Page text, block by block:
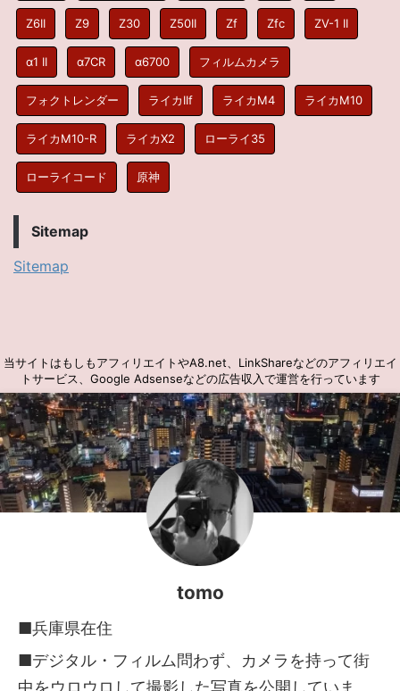
Z6II Z9 Z30 Z50II Zf Zfc ZV-1 II
α1 II α7CR α6700 フィルムカメラ
フォクトレンダー ライカIIf ライカM4 ライカM10
ライカM10-R ライカX2 ローライ35
ローライコード 原神
Sitemap
Sitemap
当サイトはもしもアフィリエイトやA8.net、LinkShareなどのアフィリエイ
トサービス、Google Adsenseなどの広告収入で運営を行っています
tomo
■兵庫県在住
■デジタル・フィルム問わず、カメラを持って街
中をウロウロして撮影した写真を公開していま